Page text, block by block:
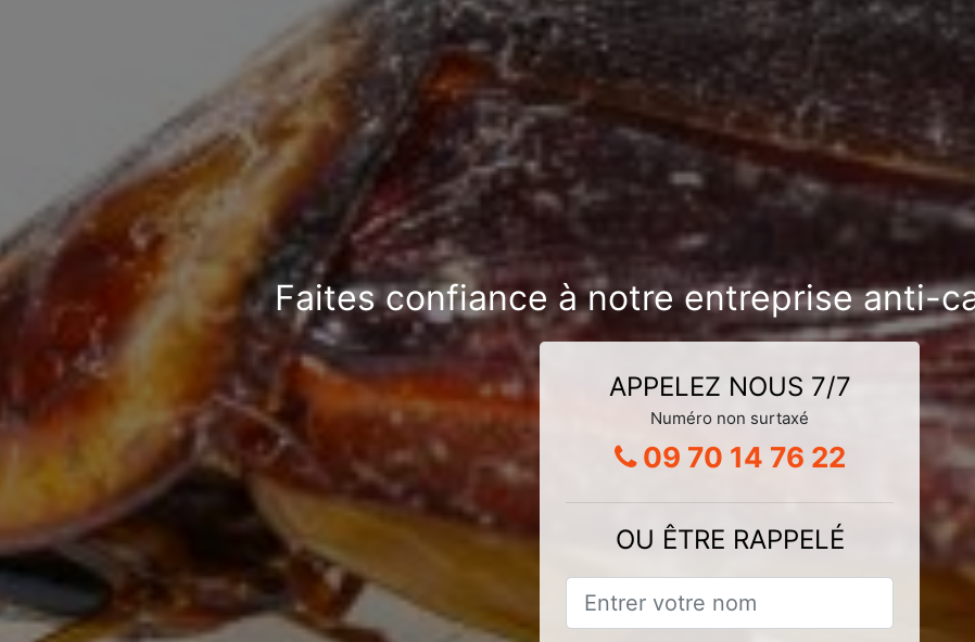
Faites confiance à notre entreprise anti-
APPELEZ NOUS 7/7
Numéro non surtaxé
09 70 14 76 22
OU ÊTRE RAPPELÉ